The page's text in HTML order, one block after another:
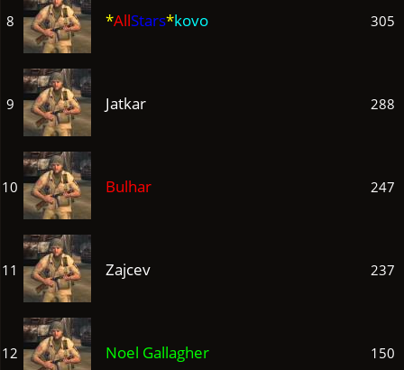
8 *AllStars*kovo 305
9 Jatkar 288
10 Bulhar 247
11 Zajcev 237
12 Noel Gallagher 150